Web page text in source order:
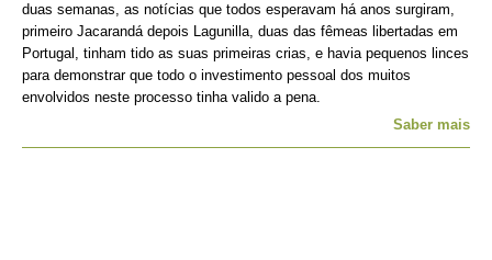
duas semanas, as notícias que todos esperavam há anos surgiram,
primeiro Jacarandá depois Lagunilla, duas das fêmeas libertadas em
Portugal, tinham tido as suas primeiras crias, e havia pequenos linces
para demonstrar que todo o investimento pessoal dos muitos
envolvidos neste processo tinha valido a pena.
Saber mais